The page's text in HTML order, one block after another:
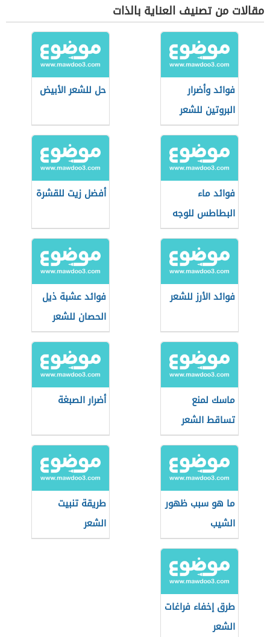
مقالات من تصنيف العناية بالذات
فوائد وأضرار
البروتين للشعر
حل للشعر الأبيض
فوائد ماء
البطاطس للوجه
أفضل زيت للقشرة
فوائد الأرز للشعر
فوائد عشبة ذيل
الحصان للشعر
ماسك لمنع
تساقط الشعر
أضرار الصبغة
ما هو سبب ظهور
الشيب
طريقة تنبيت
الشعر
طرق إخفاء فراغات
الشعر